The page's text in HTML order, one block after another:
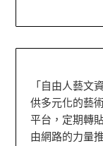
「自由人藝文
供多元化的藝
平台，定期轉
由網路的力量